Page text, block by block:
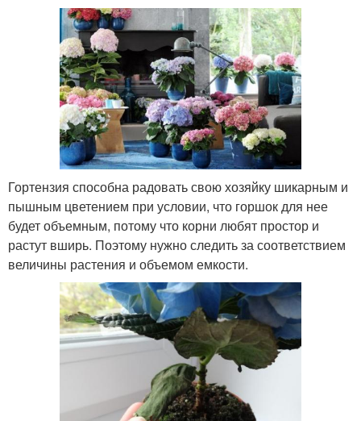
Гортензия способна радовать свою хозяйку шикарным и
пышным цветением при условии, что горшок для нее
будет объемным, потому что корни любят простор и
растут вширь. Поэтому нужно следить за соответствием
величины растения и объемом емкости.